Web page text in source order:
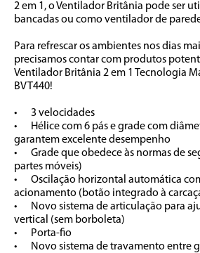
2 em 1, o Ventilador Britânia pode ser
bancadas ou como ventilador de
Para refrescar os ambientes nos dias
precisamos contar com produtos
Ventilador Britânia 2 em 1 Tecnologia
BVT440!
•	3 velocidades
•	Hélice com 6 pás e grade com diâmetro de 47cm que
garantem excelente desempenho
•	Grade que obedece às normas de segurança (contato com
partes móveis)
•	Oscilação horizontal automática com novo sistema de
acionamento (botão integrado à
•	Novo sistema de articulação para ajuste da inclinação
vertical (sem borboleta)
•	Porta-fio
•	Novo sistema de travamento entre grade frontal e traseira